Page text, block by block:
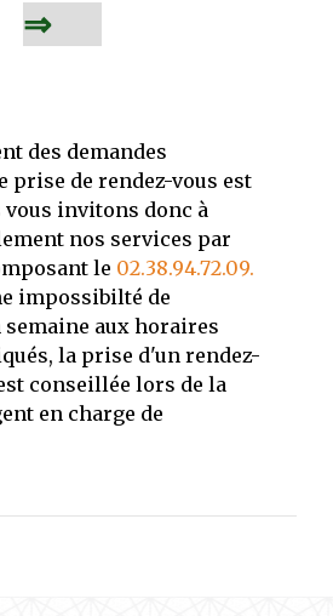
⇒
des demandes
prise de rendez-vous est
invitons donc à
nos services par
le 02.38.94.72.09.
impossibilté de
semaine aux horaires
la prise d'un rendez-
conseillée lors de la
en charge de